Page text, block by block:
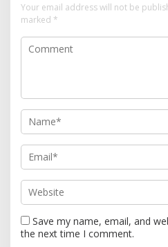
Your email address will not be
marked *
Save my name, email, and
the next time I comment.